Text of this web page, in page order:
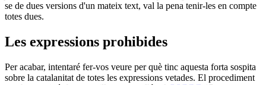
se de dues versions d'un mateix text, val la pena tenir-les en compte
totes dues.
Les expressions prohibides
Per acabar, intentaré fer-vos veure per què tinc aquesta forta sospita
sobre la catalanitat de totes les expressions vetades. El procediment